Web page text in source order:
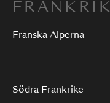
Franska Alperna
Södra Frankrike